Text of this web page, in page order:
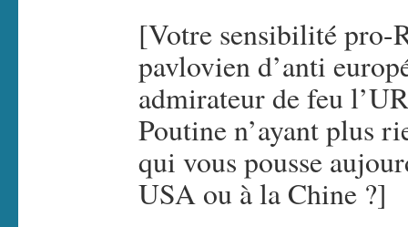
[Votre sensibilité pro-
pavlovien d’anti
admirateur de feu
Poutine n’ayant plus
qui vous pousse
USA ou à la Chine ?]